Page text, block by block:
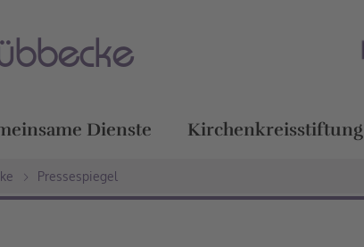
Dienste Kirchenkreisstiftung
Pressespiegel